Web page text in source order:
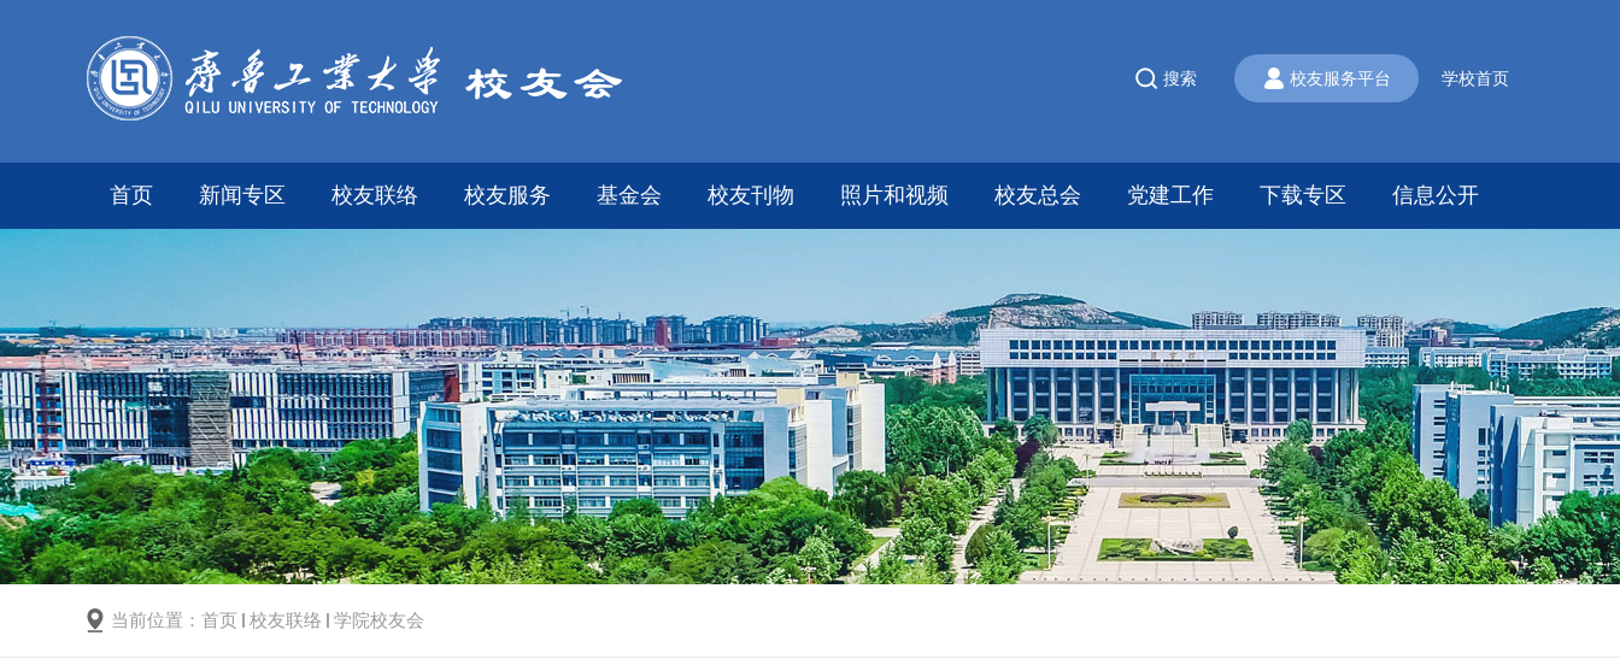
校友服务平台 学校首页
搜索
首页 新闻专区 校友联络 校友服务 基金会 校友刊物 照片和视频 校友总会 党建工作 下载专区 信息公开
当前位置： 首页 校友联络 学院校友会